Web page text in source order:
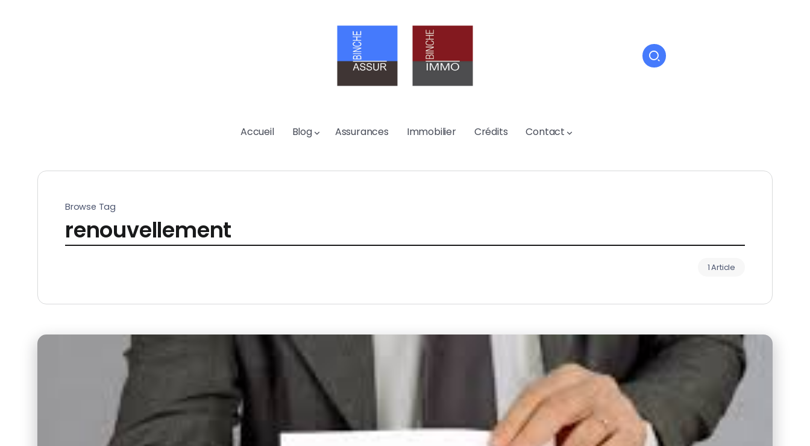
Accueil Blog Assurances Immobilier Crédits Contact
Browse Tag
renouvellement
1 Article